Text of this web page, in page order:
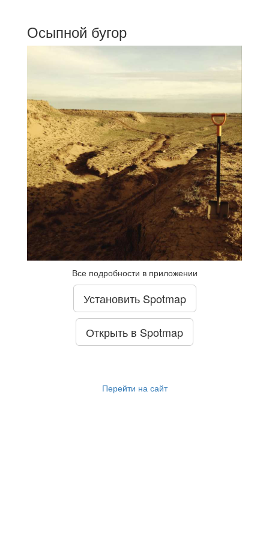
Осыпной бугор
Все подробности в приложении
Установить Spotmap
Открыть в Spotmap
Перейти на сайт